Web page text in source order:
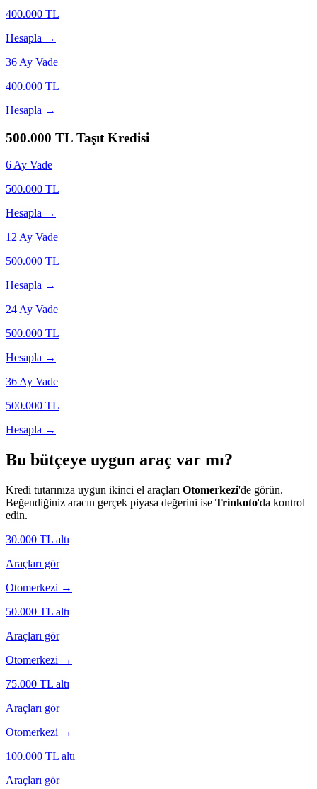
400.000 TL
Hesapla →
36 Ay Vade
400.000 TL
Hesapla →
500.000 TL Taşıt Kredisi
6 Ay Vade
500.000 TL
Hesapla →
12 Ay Vade
500.000 TL
Hesapla →
24 Ay Vade
500.000 TL
Hesapla →
36 Ay Vade
500.000 TL
Hesapla →
Bu bütçeye uygun araç var mı?
Kredi tutarınıza uygun ikinci el araçları Otomerkezi'de görün.
Beğendiğiniz aracın gerçek piyasa değerini ise Trinkoto'da kontrol
edin.
30.000 TL altı
Araçları gör
Otomerkezi →
50.000 TL altı
Araçları gör
Otomerkezi →
75.000 TL altı
Araçları gör
Otomerkezi →
100.000 TL altı
Araçları gör